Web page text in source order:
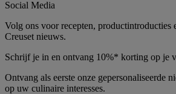
Social Media
Volg ons voor recepten, productintroducties
Creuset nieuws.
Schrijf je in en ontvang 10%* korting op je
Ontvang als eerste onze gepersonaliseerde
op uw culinaire interesses.